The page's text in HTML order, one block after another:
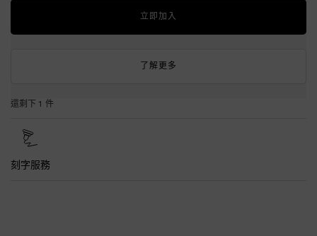
立即加入
了解更多
還剩下 1 件
刻字服務